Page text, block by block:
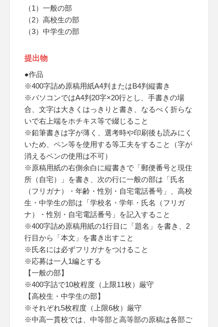
（1）一般の部
（2）高校生の部
（3）中学生の部
提出物
●作品
※400字詰め原稿用紙A4判またはB4判縦書き
※パソコンではA4判20字×20行とし、手書きの場
合、文字は大きくはっきりと書き、なるべく折らな
いで右上端をホチキス等で綴じること
※鉛筆書きは字が薄く、選考時や印刷後も読みにく
いため、ペン等を使用する等工夫をすること（字が
消えるペンの使用は不可）
※原稿用紙の右側余白に縦書きで「郵便番号と現住
所（自宅）」を書き、次の行に一般の部は「氏名
（フリガナ）・年齢・性別・自宅電話番号」、高校
生・中学生の部は「学校名・学年・氏名（フリガ
ナ）・性別・自宅電話番号」を記入すること
※400字詰め原稿用紙の1行目に「題名」を書き、2
行目から「本文」を書き出すこと
※氏名には必ずフリガナをつけること
※応募は一人1編とする
【一般の部】
※400字詰で10枚程度（上限11枚）厳守
【高校生・中学生の部】
※それぞれ5枚程度（上限6枚）厳守
※中高一貫校では、中等部と高等部の原稿は各部ご